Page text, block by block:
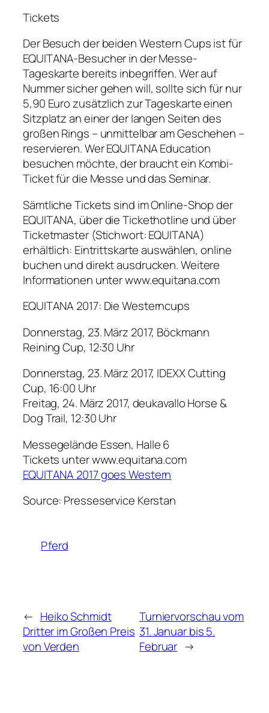
Tickets
Der Besuch der beiden Western Cups ist für
EQUITANA-Besucher in der Messe-
Tageskarte bereits inbegriffen. Wer auf
Nummer sicher gehen will, sollte sich für nur
5,90 Euro zusätzlich zur Tageskarte einen
Sitzplatz an einer der langen Seiten des
großen Rings – unmittelbar am Geschehen –
reservieren. Wer EQUITANA Education
besuchen möchte, der braucht ein Kombi-
Ticket für die Messe und das Seminar.
Sämtliche Tickets sind im Online-Shop der
EQUITANA, über die Tickethotline und über
Ticketmaster (Stichwort: EQUITANA)
erhältlich: Eintrittskarte auswählen, online
buchen und direkt ausdrucken. Weitere
Informationen unter www.equitana.com
EQUITANA 2017: Die Westerncups
Donnerstag, 23. März 2017, Böckmann
Reining Cup, 12:30 Uhr
Donnerstag, 23. März 2017, IDEXX Cutting
Cup, 16:00 Uhr
Freitag, 24. März 2017, deukavallo Horse &
Dog Trail, 12:30 Uhr
Messegelände Essen, Halle 6
Tickets unter www.equitana.com
EQUITANA 2017 goes Western
Source: Presseservice Kerstan
Pferd
← Heiko Schmidt
Dritter im Großen Preis
von Verden
Turniervorschau vom
31. Januar bis 5.
Februar →